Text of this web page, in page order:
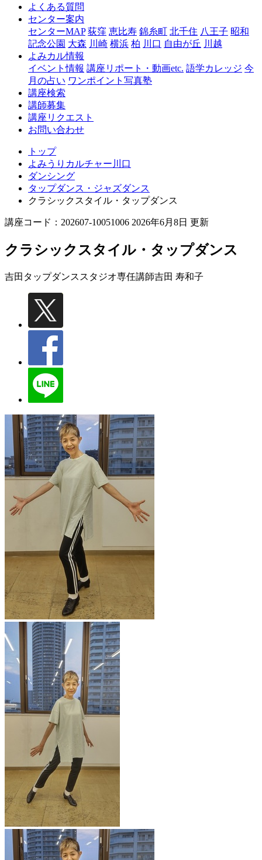
口
よくある質問
センター案内
センターMAP 荻窪 恵比寿 錦糸町 北千住 八王子 昭和
記念公園 大森 川崎 横浜 柏 川口 自由が丘 川越
よみカル情報
イベント情報 講座リポート・動画etc. 語学カレッジ 今
月の占い ワンポイント写真塾
講座検索
講師募集
講座リクエスト
お問い合わせ
トップ
よみうりカルチャー川口
ダンシング
タップダンス・ジャズダンス
クラシックスタイル・タップダンス
講座コード：202607-10051006 2026年6月8日 更新
クラシックスタイル・タップダンス
吉田タップダンススタジオ専任講師吉田 寿和子